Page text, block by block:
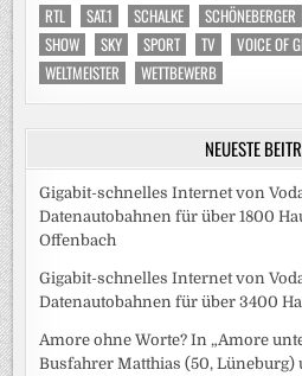
RTL
SAT.1 SCHALKE SCHÖNEBERGER
SHOW
SKY SPORT TV VOICE OF
WELTMEISTER
WETTBEWERB
NEUESTE
Gigabit-schnelles Internet von
Datenautobahnen für über 1800
Offenbach
Gigabit-schnelles Internet von
Datenautobahnen für über 3400
Amore ohne Worte? In „Amore
Busfahrer Matthias (50, Lüneburg)